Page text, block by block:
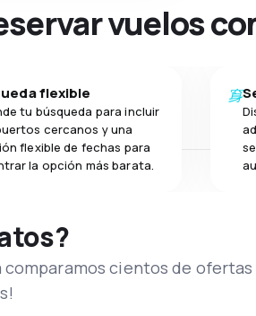
vuelos
flexible
tu búsqueda para incluir
cercanos y una
flexible de fechas para
la opción más barata.
cientos de ofertas